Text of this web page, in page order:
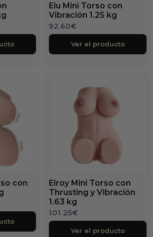
Elu Mini Torso con
Vibración 1.25 kg
92.60€
Ver el producto
con
Elroy Mini Torso con
Thrusting y Vibración
1.63 kg
101.25€
Ver el producto